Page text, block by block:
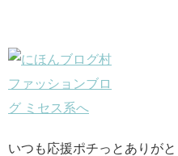
いつも応援ポチっとありがと